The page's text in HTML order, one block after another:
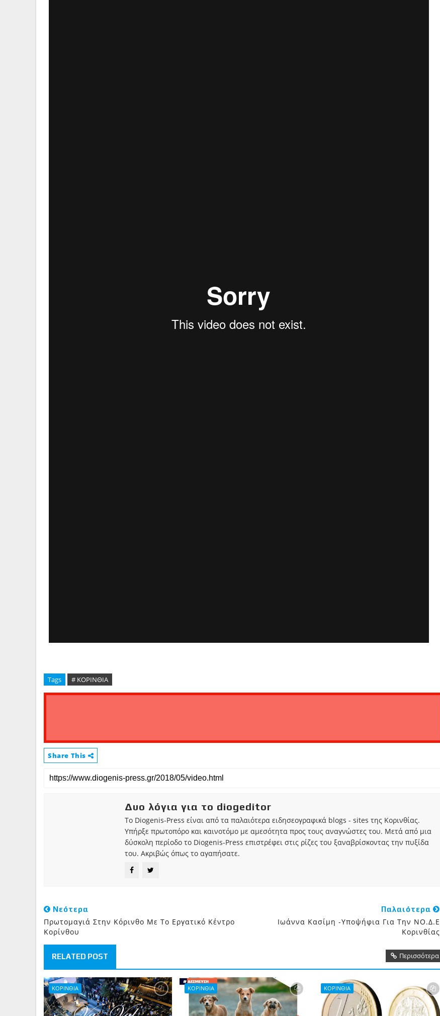
Tags # ΚΟΡΙΝΘΙΑ
Share This
Δυο λόγια για το diogeditor
Το Diogenis-Press είναι από τα παλαιότερα ειδησεογραφικά blogs - sites της Κορινθίας.
Υπήρξε πρωτοπόρο και καινοτόμο με αμεσότητα προς τους αναγνώστες του. Μετά από μια
δύσκολη περίοδο το Diogenis-Press επιστρέφει στις ρίζες του ξαναβρίσκοντας την πυξίδα
του. Ακριβώς όπως το αγαπήσατε.
Νεότερα
Πρωτομαγιά Στην Κόρινθο Με Το Εργατικό Κέντρο
Κορίνθου
Παλαιότερα
Ιωάννα Κασίμη -υποψήφια Για Την ΝΟ.Δ.Ε
Κορινθίας
RELATED POST Περισσότερα
ΚΟΡΙΝΘΙΑ ΚΟΡΙΝΘΙΑ ΚΟΡΙΝΘΙΑ